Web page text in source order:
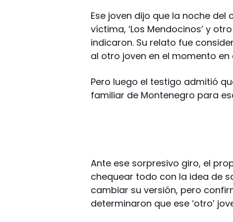
Ese joven dijo que la noche
víctima, ‘Los Mendocinos’ y
indicaron. Su relato fue
al otro joven en el momento
Pero luego el testigo admitió
familiar de Montenegro para
Ante ese sorpresivo giro, el
chequear todo con la idea de
cambiar su versión, pero
determinaron que ese ‘otro’